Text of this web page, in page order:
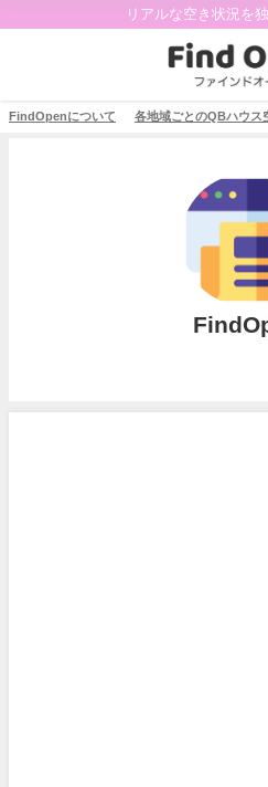
リアルな空き状況を
FindOpenについて 各地域ごとのQBハウス